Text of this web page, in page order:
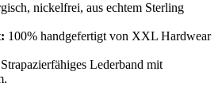
nickelfrei, aus echtem Sterling
100% handgefertigt von XXL Hardwear
Strapazierfähiges Lederband mit